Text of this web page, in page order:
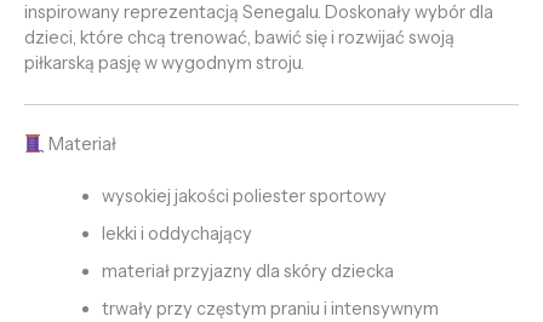
inspirowany reprezentacją Senegalu. Doskonały wybór dla
dzieci, które chcą trenować, bawić się i rozwijać swoją
piłkarską pasję w wygodnym stroju.
Materiał
wysokiej jakości poliester sportowy
lekki i oddychający
materiał przyjazny dla skóry dziecka
trwały przy częstym praniu i intensywnym